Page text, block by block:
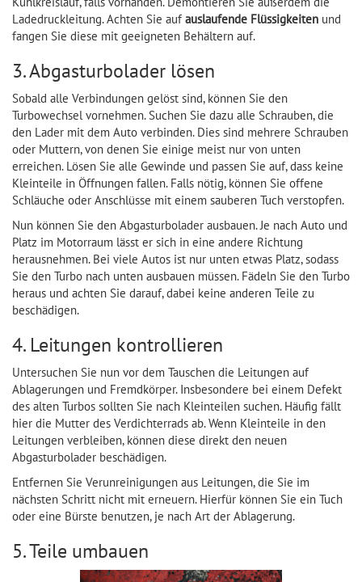
Ladedruckleitung. Achten Sie auf auslaufende Flüssigkeiten und
fangen Sie diese mit geeigneten Behältern auf.
3. Abgasturbolader lösen
Sobald alle Verbindungen gelöst sind, können Sie den
Turbowechsel vornehmen. Suchen Sie dazu alle Schrauben, die
den Lader mit dem Auto verbinden. Dies sind mehrere Schrauben
oder Muttern, von denen Sie einige meist nur von unten
erreichen. Lösen Sie alle Gewinde und passen Sie auf, dass keine
Kleinteile in Öffnungen fallen. Falls nötig, können Sie offene
Schläuche oder Anschlüsse mit einem sauberen Tuch verstopfen.
Nun können Sie den Abgasturbolader ausbauen. Je nach Auto und
Platz im Motorraum lässt er sich in eine andere Richtung
herausnehmen. Bei viele Autos ist nur unten etwas Platz, sodass
Sie den Turbo nach unten ausbauen müssen. Fädeln Sie den Turbo
heraus und achten Sie darauf, dabei keine anderen Teile zu
beschädigen.
4. Leitungen kontrollieren
Untersuchen Sie nun vor dem Tauschen die Leitungen auf
Ablagerungen und Fremdkörper. Insbesondere bei einem Defekt
des alten Turbos sollten Sie nach Kleinteilen suchen. Häufig fällt
hier die Mutter des Verdichterrads ab. Wenn Kleinteile in den
Leitungen verbleiben, können diese direkt den neuen
Abgasturbolader beschädigen.
Entfernen Sie Verunreinigungen aus Leitungen, die Sie im
nächsten Schritt nicht mit erneuern. Hierfür können Sie ein Tuch
oder eine Bürste benutzen, je nach Art der Ablagerung.
5. Teile umbauen